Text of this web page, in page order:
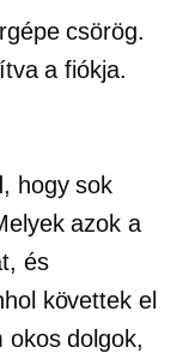
csörög.
a fiókja.
hogy sok
azok a
és
követtek el
okos dolgok,